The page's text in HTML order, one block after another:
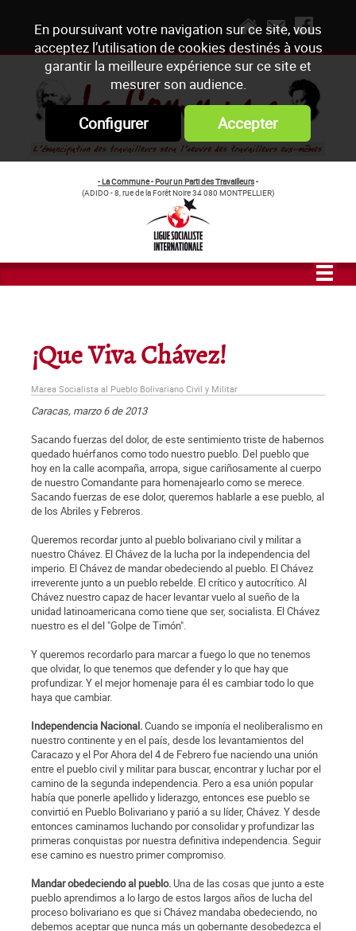
En poursuivant votre navigation sur ce site, vous
acceptez l’utilisation de cookies destinés à vous
garantir la meilleure expérience sur ce site et
mesurer son audience.
Configurer Accepter
- La Commune - Pour un Parti des Travailleurs-
(ADIDO - 8, rue de la Forêt Noire 34 080 MONTPELLIER)
¡Que Viva Chávez!
Marea Socialista al Pueblo Bolivariano Civil y Militar
Caracas, marzo 6 de 2013
Sacando fuerzas del dolor, de este sentimiento triste de habernos
quedado huérfanos como todo nuestro pueblo. Del pueblo que
hoy en la calle acompaña, arropa, sigue cariñosamente al cuerpo
de nuestro Comandante para homenajearlo como se merece.
Sacando fuerzas de ese dolor, queremos hablarle a ese pueblo, al
de los Abriles y Febreros.
Queremos recordar junto al pueblo bolivariano civil y militar a
nuestro Chávez. El Chávez de la lucha por la independencia del
imperio. El Chávez de mandar obedeciendo al pueblo. El Chávez
irreverente junto a un pueblo rebelde. El crítico y autocrítico. Al
Chávez nuestro capaz de hacer levantar vuelo al sueño de la
unidad latinoamericana como tiene que ser, socialista. El Chávez
nuestro es el del "Golpe de Timón".
Y queremos recordarlo para marcar a fuego lo que no tenemos
que olvidar, lo que tenemos que defender y lo que hay que
profundizar. Y el mejor homenaje para él es cambiar todo lo que
haya que cambiar.
Independencia Nacional.Cuando se imponía el neoliberalismo en
nuestro continente y en el país, desde los levantamientos del
Caracazo y el Por Ahora del 4 de Febrero fue naciendo una unión
entre el pueblo civil y militar para buscar, encontrar y luchar por el
camino de la segunda independencia. Pero a esa unión popular
había que ponerle apellido y liderazgo, entonces ese pueblo se
convirtió en Pueblo Bolivariano y parió a su líder, Chávez. Y desde
entonces caminamos luchando por consolidar y profundizar las
primeras conquistas por nuestra definitiva independencia. Seguir
ese camino es nuestro primer compromiso.
Mandar obedeciendo al pueblo. Una de las cosas que junto a este
pueblo aprendimos a lo largo de estos largos años de lucha del
proceso bolivariano es que si Chávez mandaba obedeciendo, no
debemos aceptar que nunca más un gobernante desobedezca el